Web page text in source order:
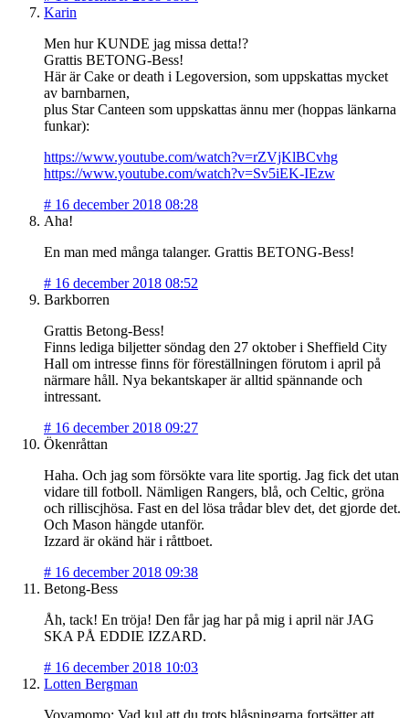
Karin
Men hur KUNDE jag missa detta!?
Grattis BETONG-Bess!
Här är Cake or death i Legoversion, som uppskattas mycket
av barnbarnen,
plus Star Canteen som uppskattas ännu mer (hoppas länkarna
funkar):
https://www.youtube.com/watch?v=rZVjKlBCvhg
https://www.youtube.com/watch?v=Sv5iEK-IEzw
# 16 december 2018 08:28
Aha!
En man med många talanger. Grattis BETONG-Bess!
# 16 december 2018 08:52
Barkborren
Grattis Betong-Bess!
Finns lediga biljetter söndag den 27 oktober i Sheffield City
Hall om intresse finns för föreställningen förutom i april på
närmare håll. Nya bekantskaper är alltid spännande och
intressant.
# 16 december 2018 09:27
Ökenråttan
Haha. Och jag som försökte vara lite sportig. Jag fick det utan
vidare till fotboll. Nämligen Rangers, blå, och Celtic, gröna
och rilliscjhösa. Fast en del lösa trådar blev det, det gjorde det.
Och Mason hängde utanför.
Izzard är okänd här i råttboet.
# 16 december 2018 09:38
Betong-Bess
Åh, tack! En tröja! Den får jag har på mig i april när JAG
SKA PÅ EDDIE IZZARD.
# 16 december 2018 10:03
Lotten Bergman
Vovamomo: Vad kul att du trots blåsningarna fortsätter att